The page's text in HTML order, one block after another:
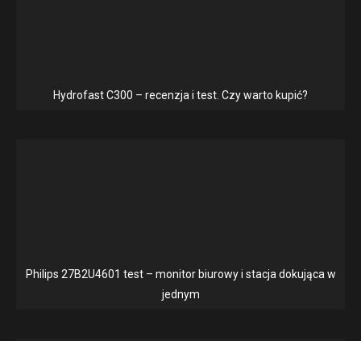
Hydrofast C300 – recenzja i test. Czy warto kupić?
Philips 27B2U4601 test – monitor biurowy i stacja dokująca w
jednym